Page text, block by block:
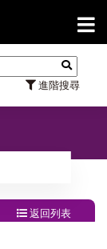
進階搜尋
【
返回列表